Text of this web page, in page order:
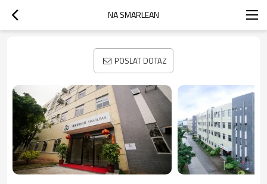
NA SMARLEAN
POSLAT DOTAZ